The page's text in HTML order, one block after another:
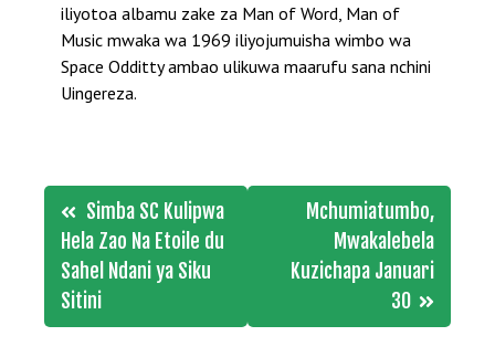
iliyotoa albamu zake za Man of Word, Man of
Music mwaka wa 1969 iliyojumuisha wimbo wa
Space Odditty ambao ulikuwa maarufu sana nchini
Uingereza.
Post
navigation
Simba SC Kulipwa
Hela Zao Na Etoile du
Sahel Ndani ya Siku
Sitini
Mchumiatumbo,
Mwakalebela
Kuzichapa Januari
30